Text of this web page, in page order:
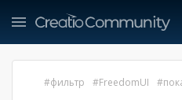
фильтр FreedomUI